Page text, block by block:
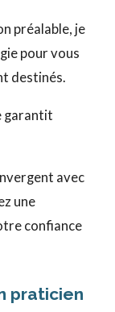
préalable, je
pour vous
destinés.
garantit
avec
une
confiance
praticien